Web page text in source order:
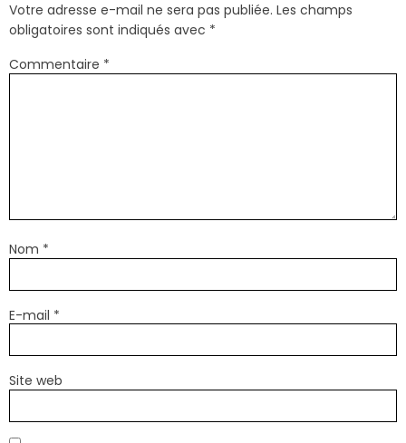
Votre adresse e-mail ne sera pas publiée. Les champs
obligatoires sont indiqués avec *
Commentaire *
Nom *
E-mail *
Site web